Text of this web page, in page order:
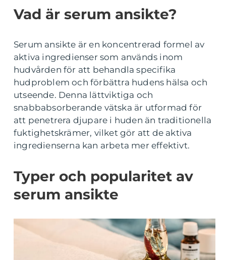
Vad är serum ansikte?
Serum ansikte är en koncentrerad formel av
aktiva ingredienser som används inom
hudvården för att behandla specifika
hudproblem och förbättra hudens hälsa och
utseende. Denna lättviktiga och
snabbabsorberande vätska är utformad för
att penetrera djupare i huden än traditionella
fuktighetskrämer, vilket gör att de aktiva
ingredienserna kan arbeta mer effektivt.
Typer och popularitet av
serum ansikte